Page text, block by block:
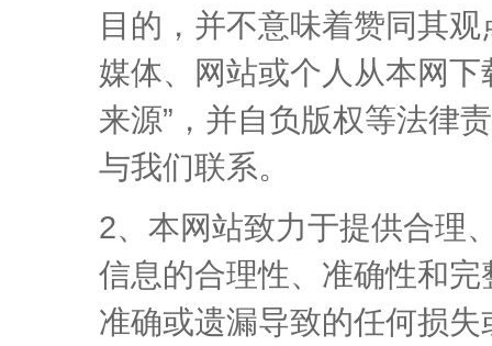
目的，并不意味着赞同其
媒体、网站或个人从本网
来源”，并自负版权等法律
与我们联系。
2、本网站致力于提供合理
信息的合理性、准确性和
准确或遗漏导致的任何损